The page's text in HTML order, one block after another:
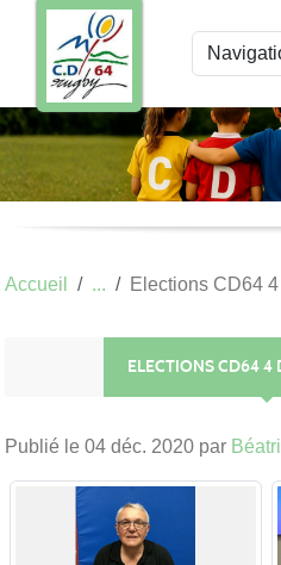
Accueil Elections CD64
ELECTIONS CD64 4
Publié le 04 déc. 2020 par
Panneau de gestion des cookies